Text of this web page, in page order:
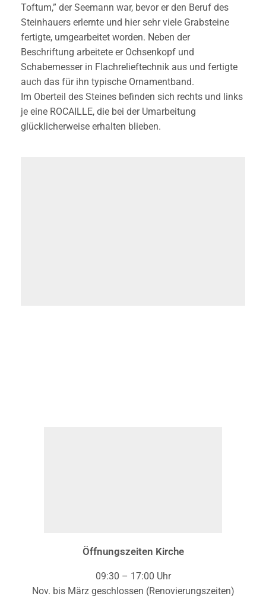
Toftum,” der Seemann war, bevor er den Beruf des
Steinhauers erlernte und hier sehr viele Grabsteine
fertigte, umgearbeitet worden. Neben der
Beschriftung arbeitete er Ochsenkopf und
Schabemesser in Flachrelieftechnik aus und fertigte
auch das für ihn typische Ornamentband.
Im Oberteil des Steines befinden sich rechts und links
je eine ROCAILLE, die bei der Umarbeitung
glücklicherweise erhalten blieben.
Öffnungszeiten Kirche
09:30 – 17:00 Uhr
Nov. bis März geschlossen (Renovierungszeiten)